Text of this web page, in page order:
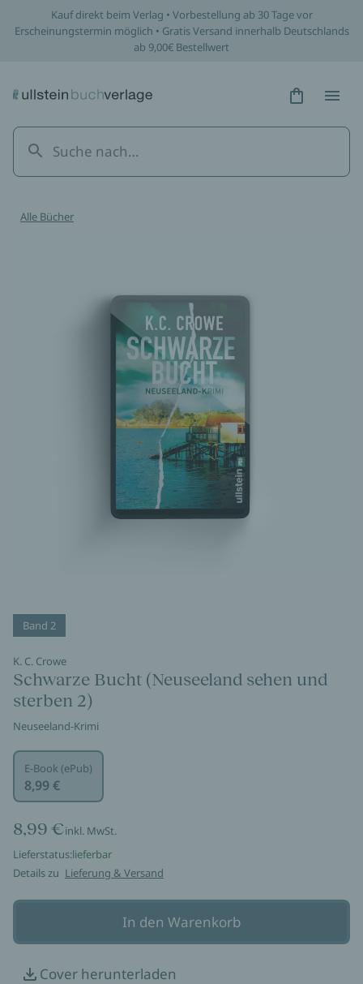
Kauf direkt beim Verlag • Vorbestellung ab 30 Tage vor
Erscheinungstermin möglich • Gratis Versand innerhalb Deutschlands
ab 9,00€ Bestellwert
Hidden
Alle Bücher
Band 2
K. C. Crowe
Schwarze Bucht (Neuseeland sehen und
sterben 2)
Neuseeland-Krimi
E-Book (ePub)
8,99 €
8,99 €inkl. MwSt.
Lieferstatus:lieferbar
Details zu Lieferung & Versand
In den Warenkorb
Cover herunterladen